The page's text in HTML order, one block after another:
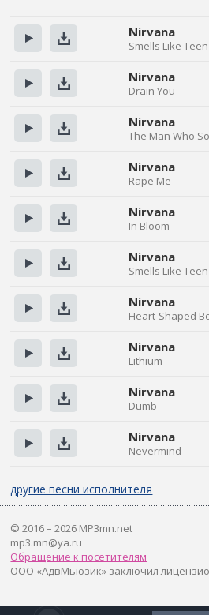
Nirvana
Smells Like
Nirvana
Drain You
Nirvana
The Man Who
Nirvana
Rape Me
Nirvana
In Bloom
Nirvana
Smells Like
Nirvana
Heart-Shaped
Nirvana
Lithium
Nirvana
Dumb
Nirvana
Nevermind
другие песни исполнителя
© 2016 – 2026 MP3mn.net
mp3.mn@ya.ru
Обращение к посетителям
ООО «АдвМьюзик» заключил